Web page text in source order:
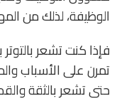
الوظيفة، لذلك من
فإذا كنت تشعر
تمرن على الأسباب
حتى تشعر بالثقة